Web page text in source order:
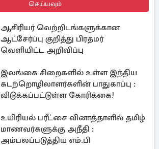
செய்யவும்
ஆசிரியர் வெற்றிடங்களுக்கான
ஆட்சேர்ப்பு குறித்து பிரதமர்
வெளியிட்ட அறிவிப்பு
இலங்கை சிறைகளில் உள்ள இந்திய
கடற்றொழிலாளர்களின் பாதுகாப்பு :
விடுக்கப்பட்டுள்ள கோரிக்கை!
உயிரியல் பரீட்சை வினாத்தாளில் தமிழ்
மாணவர்களுக்கு அநீதி :
அம்பலப்படுத்திய எம்.பி